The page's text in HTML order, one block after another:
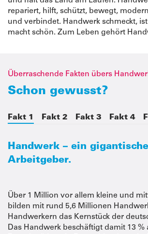
repariert, hilft, schützt, bewegt,
und verbindet. Handwerk schmeckt,
macht schön. Zum Leben gehört
Überraschende Fakten übers
Schon gewusst?
Fakt 1 Fakt 2 Fakt 3 Fakt 4
Handwerk – ein
Arbeitgeber.
Über 1 Million vor allem kleine und
bilden mit rund 5,6 Millionen
Handwerkern das Kernstück der
Das Handwerk beschäftigt damit 13 %